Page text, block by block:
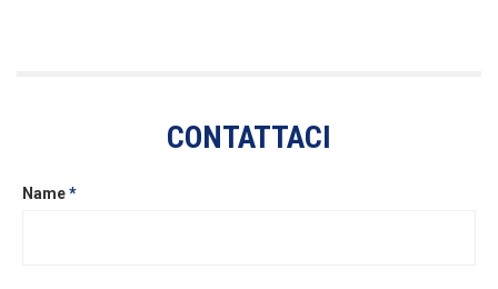
CONTATTACI
Name*